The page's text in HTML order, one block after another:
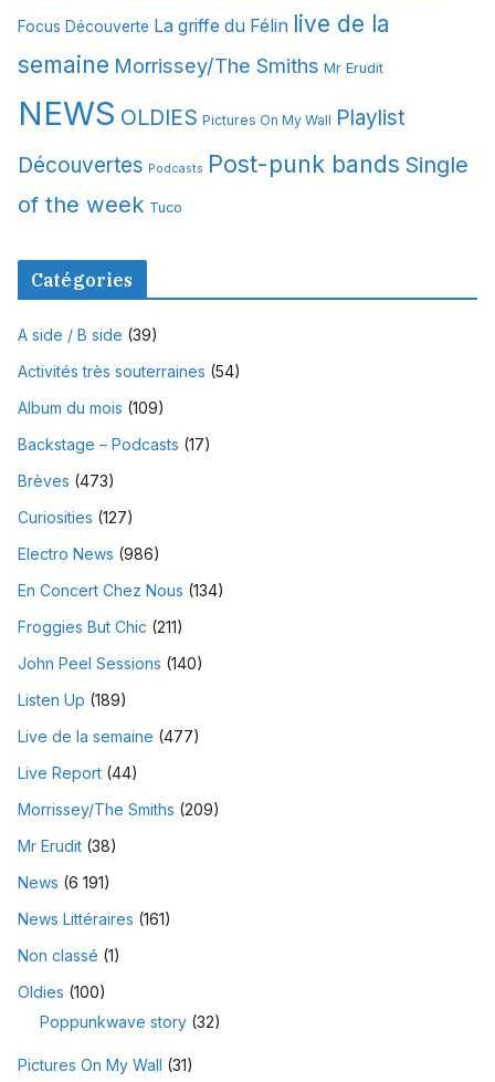
Focus Découverte La griffe du Félin live de la
semaine Morrissey/The Smiths Mr Erudit
NEWS OLDIES Pictures On My Wall Playlist
Découvertes Podcasts Post-punk bands Single
of the week Tuco
Catégories
A side / B side (39)
Activités très souterraines (54)
Album du mois (109)
Backstage – Podcasts (17)
Brèves (473)
Curiosities (127)
Electro News (986)
En Concert Chez Nous (134)
Froggies But Chic (211)
John Peel Sessions (140)
Listen Up (189)
Live de la semaine (477)
Live Report (44)
Morrissey/The Smiths (209)
Mr Erudit (38)
News (6 191)
News Littéraires (161)
Non classé (1)
Oldies (100)
Poppunkwave story (32)
Pictures On My Wall (31)